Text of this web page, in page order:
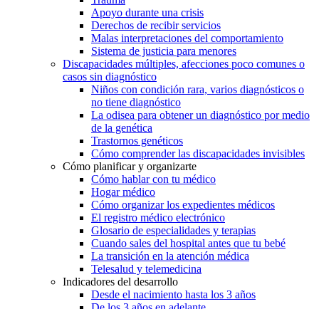
Apoyo durante una crisis
Derechos de recibir servicios
Malas interpretaciones del comportamiento
Sistema de justicia para menores
Discapacidades múltiples, afecciones poco comunes o
casos sin diagnóstico
Niños con condición rara, varios diagnósticos o
no tiene diagnóstico
La odisea para obtener un diagnóstico por medio
de la genética
Trastornos genéticos
Cómo comprender las discapacidades invisibles
Cómo planificar y organizarte
Cómo hablar con tu médico
Hogar médico
Cómo organizar los expedientes médicos
El registro médico electrónico
Glosario de especialidades y terapias
Cuando sales del hospital antes que tu bebé
La transición en la atención médica
Telesalud y telemedicina
Indicadores del desarrollo
Desde el nacimiento hasta los 3 años